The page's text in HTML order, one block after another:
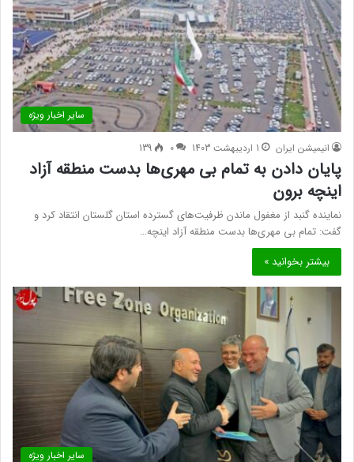
سایر اخبار ویژه
انیمیشن ایران 1 اردیبهشت 1403 0
139
پایان دادن به تمام بی مهری‌ها بدست منطقه آزاد
اینچه برون
نماینده گنبد از مغفول ماندن ظرفیت‌های گسترده استان گلستان انتقاد کرد و
گفت: تمام بی مهری‌ها بدست منطقه آزاد اینچه…
بیشتر بخوانید »
سایر اخبار ویژه